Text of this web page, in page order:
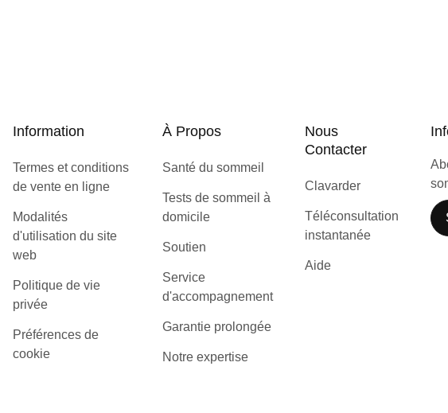
Information
Termes et conditions
de vente en ligne
Modalités
d'utilisation du site
web
Politique de vie
privée
Préférences de
cookie
À Propos
Santé du sommeil
Tests de sommeil à
domicile
Soutien
Service
d'accompagnement
Garantie prolongée
Notre expertise
Nous
Contacter
Clavarder
Téléconsultation
instantanée
Aide